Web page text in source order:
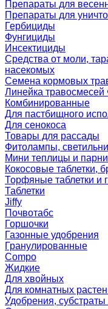
Препараты для
Препараты для
Гербициды
Фунгициды
Инсектициды
Средства от моли,
насекомых
Семена кормовых
Линейка
Комбинированные
Для пастбищного
Для сенокоса
Товары для рассады
Фитолампы,
Мини теплицы и
Кокосовые таблетки,
Торфяные таблетки и
Таблетки
Jiffy
Почвотабс
Горшочки
Газонные удобрения
Гранулированные
Compo
Жидкие
Для хвойных
Для комнатных
Удобрения,